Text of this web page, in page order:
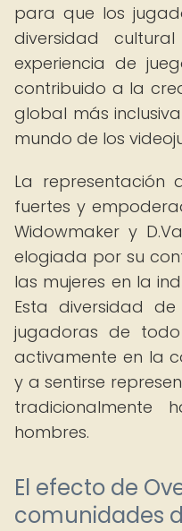
para que los
diversidad
experiencia de
contribuido a la
global más
mundo de los
La representación
fuertes y
Widowmaker y
elogiada por su
las mujeres en la
Esta diversidad
jugadoras de
activamente en la
y a sentirse
tradicionalmente
hombres.
El efecto de
comunidades